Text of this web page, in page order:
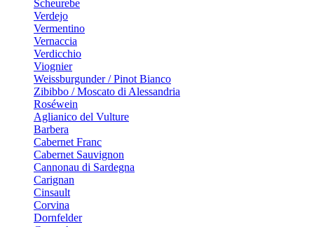
Scheurebe
Verdejo
Vermentino
Vernaccia
Verdicchio
Viognier
Weissburgunder / Pinot Bianco
Zibibbo / Moscato di Alessandria
Roséwein
Aglianico del Vulture
Barbera
Cabernet Franc
Cabernet Sauvignon
Cannonau di Sardegna
Carignan
Cinsault
Corvina
Dornfelder